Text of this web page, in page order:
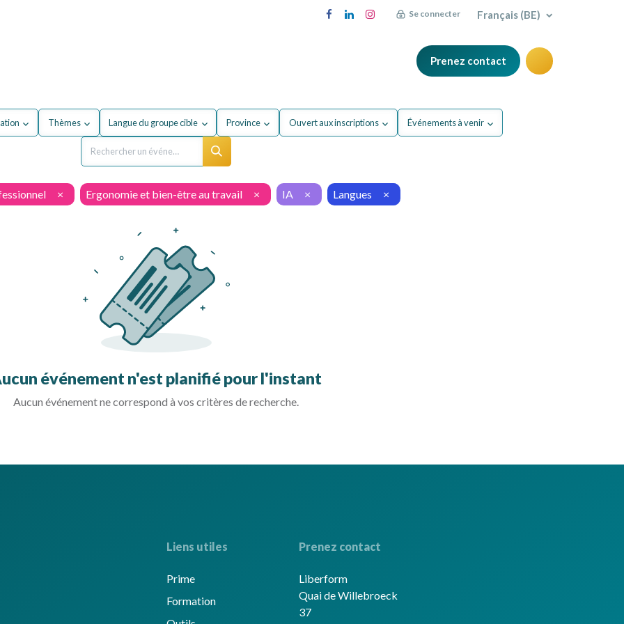
Se connecter Français (BE)
Prenez contact
Thèmes Langue du groupe cible Province Ouvert aux inscriptions Événements à venir
× Ergonomie et bien-être au travail × IA × Langues ×
événement n'est planifié pour l'instant
Aucun événement ne correspond à vos critères de recherche.
Liens utiles
Prime
Formation
Prenez contact
Liberform
Quai de Willebroeck
37